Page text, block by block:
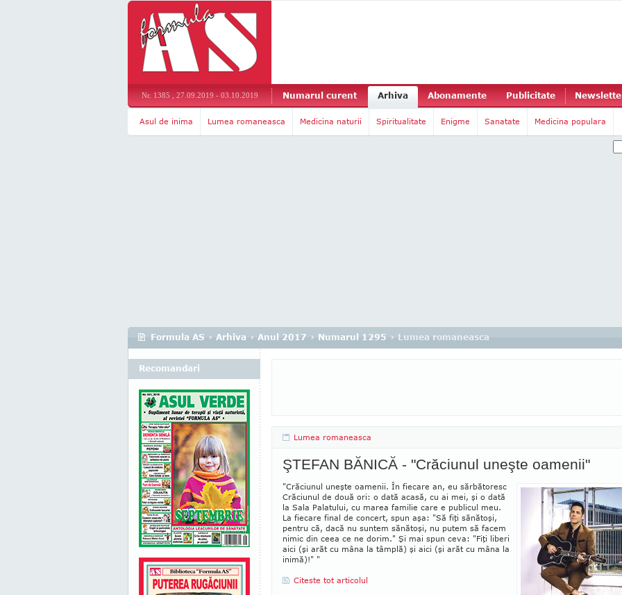
Nr. 1385 , 27.09.2019 - 03.10.2019 Numarul curent Arhiva Abonamente Publicitate
Asul de inima Lumea romaneasca Medicina naturii Spiritualitate Enigme Sanatate Medicina populara
Formula AS › Arhiva › Anul 2017 › Numarul 1295 › Lumea romaneasca
Lumea romaneasca
ŞTEFAN BĂNICĂ - "Crăciunul uneşte oamenii"
"Crăciunul uneşte oamenii. În fiecare an, eu sărbătoresc
Crăciunul de două ori: o dată acasă, cu ai mei, şi o dată
la Sala Palatului, cu marea familie care e publicul meu.
La fiecare final de concert, spun aşa: "Să fiţi sănătoşi,
pentru că, dacă nu sun­tem sănătoşi, nu putem să facem
nimic din ceea ce ne dorim." Şi mai spun ceva: "Fiţi liberi
aici (şi arăt cu mâna la tâmplă) şi aici (şi arăt cu mâna la
inimă)!" "
Citeste tot articolul
Recomandari